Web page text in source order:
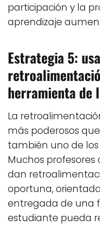
participación y la
aprendizaje
Estrategia 5:
herramienta de
La
más poderosos
también uno de
Muchos profesores
dan
oportuna,
entregada de una
estudiante pueda